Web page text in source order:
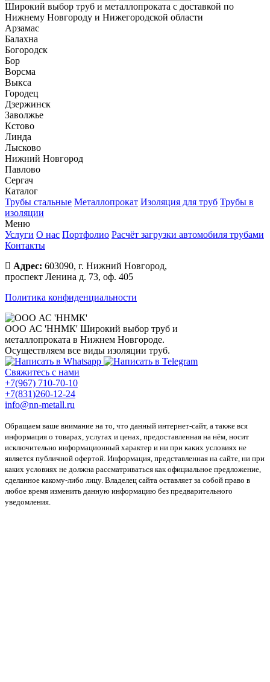
Широкий выбор труб и металлопроката с доставкой по
Нижнему Новгороду и Нижегородской области
Арзамас
Балахна
Богородск
Бор
Ворсма
Выкса
Городец
Дзержинск
Заволжье
Кстово
Линда
Лысково
Нижний Новгород
Павлово
Сергач
Каталог
Трубы стальные Металлопрокат Изоляция для труб Трубы в
изоляции
Меню
Услуги О нас Портфолио Расчёт загрузки автомобиля трубами
Контакты
Адрес: 603090, г. Нижний Новгород,
проспект Ленина д. 73, оф. 405
Политика конфиденциальности
ООО АС 'ННМК' Широкий выбор труб и
металлопроката в Нижнем Новгороде.
Осуществляем все виды изоляции труб.
Свяжитесь с нами
+7(967) 710-70-10
+7(831)260-12-24
info@nn-metall.ru
Обращаем ваше внимание на то, что данный интернет-сайт, а также вся
информация о товарах, услугах и ценах, предоставленная на нём, носит
исключительно информационный характер и ни при каких условиях не
является публичной офертой. Информация, представленная на сайте, ни при
каких условиях не должна рассматриваться как официальное предложение,
сделанное какому-либо лицу. Владелец сайта оставляет за собой право в
любое время изменить данную информацию без предварительного
уведомления.